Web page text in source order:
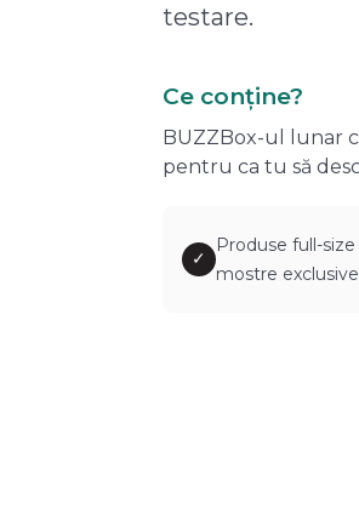
testare.
Ce conține?
BUZZBox-ul lunar
pentru ca tu să
✓
Produse full-size
mostre